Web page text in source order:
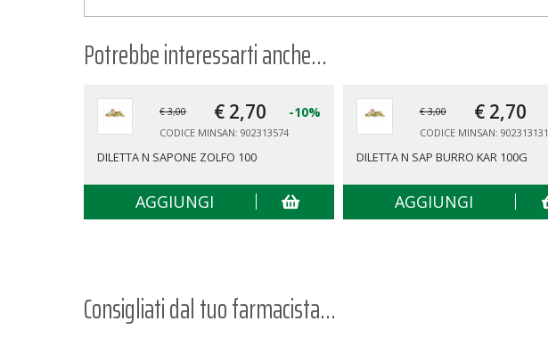
Potrebbe interessarti anche...
€ 3,00 € 2,70 -10%
CODICE MINSAN: 902313574
DILETTA N SAPONE ZOLFO 100
AGGIUNGI
€ 3,00 € 2,70
CODICE MINSAN: 902313131
DILETTA N SAP BURRO KAR 100G
AGGIUNGI
Consigliati dal tuo farmacista...